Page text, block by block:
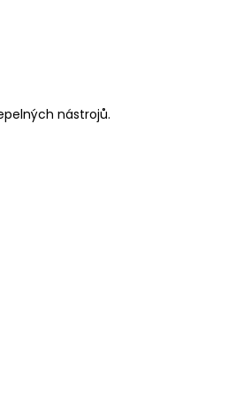
nástrojů.